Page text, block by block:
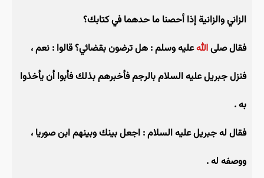
الزاني والزانية إذا أحصنا ما حدهما في كتابك؟
فقال صلىاللهعليه وسلم : هل ترضون بقضائي؟ قالوا : نعم ،
فنزل جبريل عليه السلام بالرجم فأخبرهم بذلك فأبوا أن يأخذوا
به .
فقال له جبريل عليه السلام : اجعل بينك وبينهم ابن صوريا ،
ووصفه له .